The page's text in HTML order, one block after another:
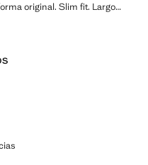
original. Slim fit. Largo
Cierre de cremallera y
amplia gama de
o repelentes al agua,